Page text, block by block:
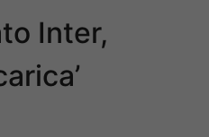
Inter,